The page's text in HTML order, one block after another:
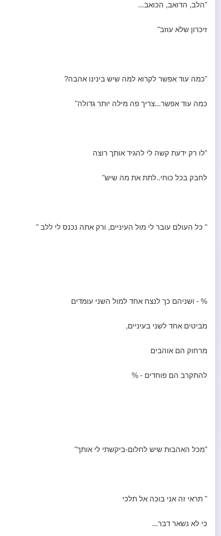
"הלב, הדואב, הכואב...
זיכרון שלא עוזב"
"כמה עוד אפשר לקרוא למה שיש בינינו אהבה?
כמה עוד אפשר...צריך פה מילה יותר גדולה"
"לו רק ידעת קשה לי להגיד אותך רוצה
לחבק בכל כוחי..לתת את מה שיש"
" כל העולם עובר לי מול העיניים, ורק אתה נכנס לי ללב "
% - ושניהם כך לנצח אחד למול השני עומדים
מביטים אחד לשני בעיניים,
מרחוק הם אוהבים
להתקרב הם פוחדים - %
"מכל האהבות שיש לחלום-ביקשתי לי אותך"
" תראי זה אני בוכה אל תלכי
כי לא נשאר דבר...